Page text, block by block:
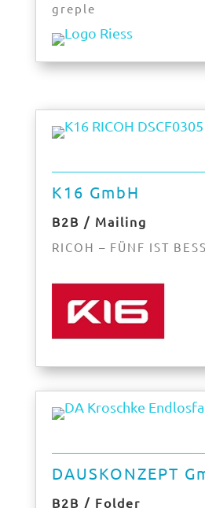
greple
K16 GmbH
B2B / Mailing
RICOH – FÜNF IST
DAUSKONZEPT
B2B / Folder